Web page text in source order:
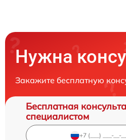
Нужна
Закажите бесплатную
Бесплатная
специалистом